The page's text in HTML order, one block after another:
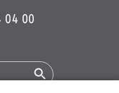
04 00
Search Button